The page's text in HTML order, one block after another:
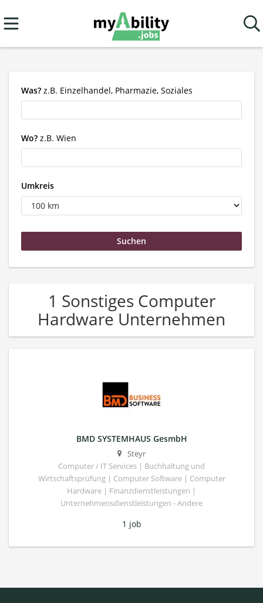
Was? z.B. Einzelhandel, Pharmazie, Soziales
Wo? z.B. Wien
Umkreis
1 Sonstiges Computer
Hardware Unternehmen
BMD SYSTEMHAUS GesmbH
Steyr
Computer / IT Services | Buchhaltung und
Wirtschaftsprüfung | Computer Software | Computer
Hardware | Finanzdienstleistungen |
Unternehmensdienstleistungen - Andere
1 job